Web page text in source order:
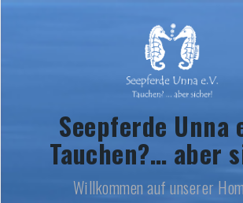
Seepferde Unna
Tauchen?… aber
Willkommen auf unserer